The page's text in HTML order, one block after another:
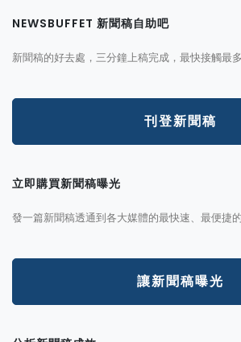
NEWSBUFFET 新聞稿自助吧
新聞稿的好去處，三分鐘上稿完成，最快接觸最
刊登新聞稿
立即購買新聞稿曝光
發一篇新聞稿透通到各大媒體的最快速、最便捷
讓新聞稿曝光